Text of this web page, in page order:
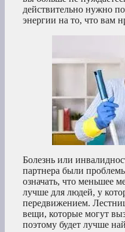
действительно нужно
энергии на то, что вам
Болезнь или
партнера были
означать, что меньшее
лучше для людей, у
передвижением.
вещи, которые могут
поэтому будет лучше